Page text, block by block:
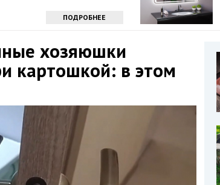
ПОДРОБНЕЕ
хозяюшки
картошкой: в этом